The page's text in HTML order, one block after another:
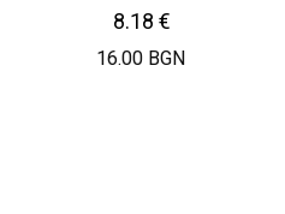
8.18 €
16.00 BGN